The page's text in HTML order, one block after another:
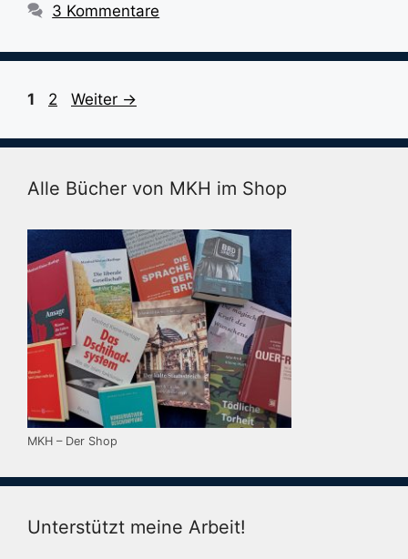
3 Kommentare
Seite
1 Seite
2 Weiter →
Alle Bücher von MKH im Shop
MKH – Der Shop
Unterstützt meine Arbeit!